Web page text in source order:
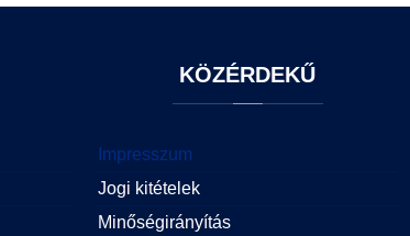
KÖZÉRDEKŰ
Impresszum
Jogi kitételek
Minőségirányítás